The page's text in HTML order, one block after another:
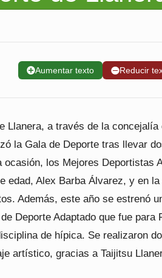
➕Aumentar texto ➖Reducir
Llanera, a través de la
la Gala de Deporte tras llevar
ocasión, los Mejores Deportistas
edad, Alex Barba Álvarez, y en
Además, este año se estrenó
Deporte Adaptado que fue para
de hípica. Se realizaron
artístico, gracias a Taijitsu